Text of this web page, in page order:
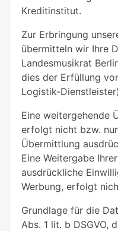
Kreditinstitut.
Zur Erbringung
übermitteln wir Ihre
Landesmusikrat
dies der Erfüllung
Logistik-
Eine weitergehende
erfolgt nicht bzw.
Übermittlung
Eine Weitergabe
ausdrückliche
Werbung, erfolgt
Grundlage für die
Abs. 1 lit. b DSGVO,